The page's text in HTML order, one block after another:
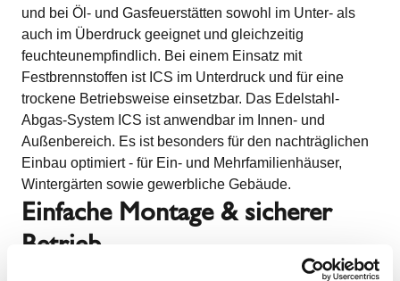
und bei Öl- und Gasfeuerstätten sowohl im Unter- als
auch im Überdruck geeignet und gleichzeitig
feuchteunempfindlich. Bei einem Einsatz mit
Festbrennstoffen ist ICS im Unterdruck und für eine
trockene Betriebsweise einsetzbar. Das Edelstahl-
Abgas-System ICS ist anwendbar im Innen- und
Außenbereich. Es ist besonders für den nachträglichen
Einbau optimiert - für Ein- und Mehrfamilienhäuser,
Wintergärten sowie gewerbliche Gebäude.
Einfache Montage & sicherer
Betrieb